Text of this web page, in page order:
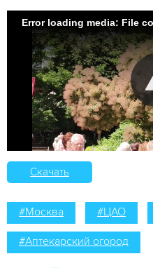
Error loading media: File
Скачать
#Москва #ЦАО
#Аптекарский огород